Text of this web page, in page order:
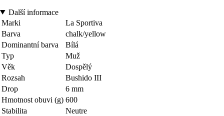
Další informace
Marki
La Sportiva
Barva
chalk/yellow
Dominantní barva
Bílá
Typ
Muž
Věk
Dospělý
Rozsah
Bushido III
Drop
6 mm
Hmotnost obuvi (g) 600
Stabilita
Neutre